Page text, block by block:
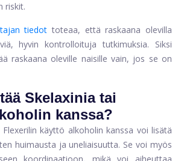
riskit.
tiedot toteaa, että raskaana olevilla
hyvin kontrolloituja tutkimuksia. Siksi
raskaana oleville naisille vain, jos se on
Skelaxinia tai
kanssa?
Flexerilin käyttö alkoholin kanssa voi lisätä
huimausta ja uneliaisuutta. Se voi myös